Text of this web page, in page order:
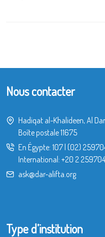
Nous contacter
Hadiqat al-Khalideen, Al
Boîte postale 11675
En Égypte: 107| (02)
International: +20 2
ask@dar-alifta.org
Type d’institution